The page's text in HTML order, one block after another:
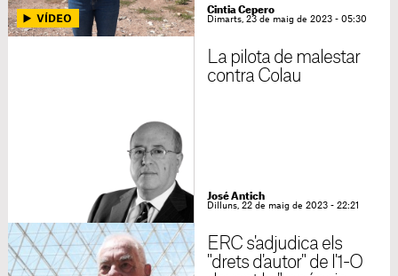
Cintia Cepero
Dimarts, 23 de maig de 2023 - 05:30
La pilota de malestar
contra Colau
José Antich
Dilluns, 22 de maig de 2023 - 22:21
ERC s'adjudica els
"drets d'autor" de l'1-O